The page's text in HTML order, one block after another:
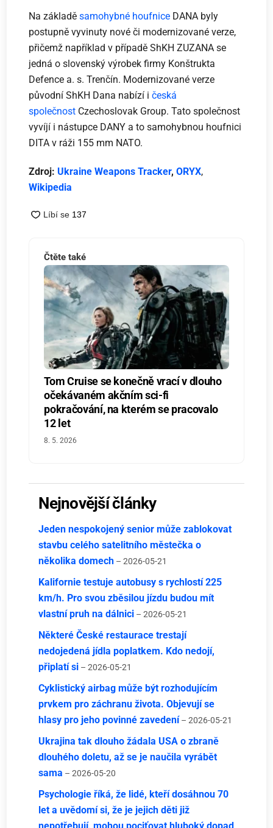
Na základěsamohybné houfnice DANA byly
postupně vyvinuty nové či modernizované verze,
přičemž například v případě ShKH ZUZANA se
jedná o slovenský výrobek firmy Konštrukta
Defence a. s. Trenčín. Modernizované verze
původní ShKH Dana nabízí ičeská
společnost Czechoslovak Group. Tato společnost
vyvíjí i nástupce DANY a to samohybnou houfnici
DITA v ráži 155 mm NATO.
Zdroj: Ukraine Weapons Tracker,ORYX,
Wikipedia
Čtěte také
Tom Cruise se konečně vrací v dlouho
očekávaném akčním sci-fi
pokračování, na kterém se pracovalo
12 let
8. 5. 2026
Nejnovější články
Jeden nespokojený senior může zablokovat
stavbu celého satelitního městečka o
několika domech – 2026-05-21
Kalifornie testuje autobusy s rychlostí 225
km/h. Pro svou zběsilou jízdu budou mít
vlastní pruh na dálnici – 2026-05-21
Některé České restaurace trestají
nedojedená jídla poplatkem. Kdo nedojí,
připlatí si – 2026-05-21
Cyklistický airbag může být rozhodujícím
prvkem pro záchranu života. Objevují se
hlasy pro jeho povinné zavedení – 2026-05-21
Ukrajina tak dlouho žádala USA o zbraně
dlouhého doletu, až se je naučila vyrábět
sama – 2026-05-20
Psychologie říká, že lidé, kteří dosáhnou 70
let a uvědomí si, že je jejich děti již